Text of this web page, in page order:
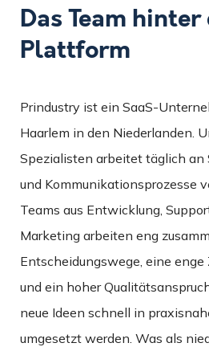
Das Team
Plattform
Prindustry ist ein SaaS-
Haarlem in den Niederlanden.
Spezialisten arbeitet täglich an
und Kommunikationsprozesse
Teams aus Entwicklung,
Marketing arbeiten eng
Entscheidungswege, eine
und ein hoher
neue Ideen schnell in
umgesetzt werden. Was als